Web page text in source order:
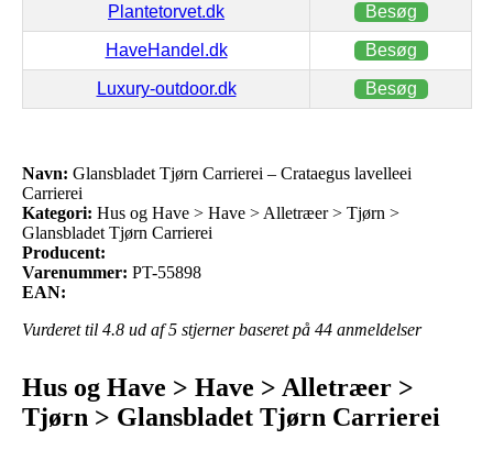
Plantetorvet.dk Besøg
HaveHandel.dk Besøg
Luxury-outdoor.dk Besøg
Navn: Glansbladet Tjørn Carrierei – Crataegus lavelleei
Carrierei
Kategori: Hus og Have > Have > Alletræer > Tjørn >
Glansbladet Tjørn Carrierei
Producent:
Varenummer: PT-55898
EAN:
Vurderet til 4.8 ud af 5 stjerner baseret på 44 anmeldelser
Hus og Have > Have > Alletræer >
Tjørn > Glansbladet Tjørn Carrierei